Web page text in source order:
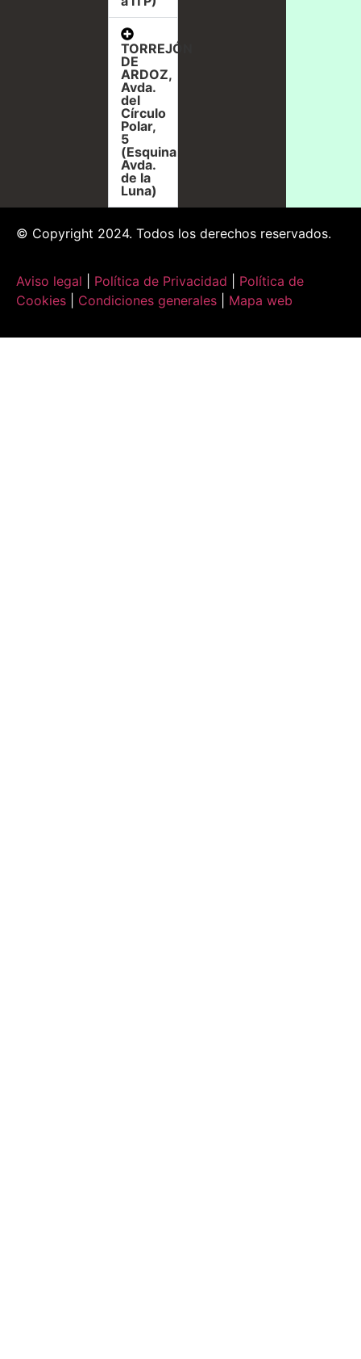
TORREJÓN
DE
ARDOZ,
Avda.
del
Círculo
Polar,
5
(Esquina
Avda.
de la
Luna)
© Copyright 2024. Todos los derechos reservados.
Aviso legal Política de Privacidad
Política de
Cookies
Condiciones generales Mapa web